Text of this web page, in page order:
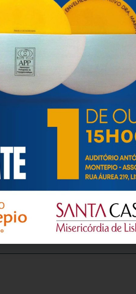
de Psicogerontologia
APP, Instituição
e sociais inerentes ao
participação e segurança das
sociedade mais inclusiva para
à idade e ao envelhecimento.